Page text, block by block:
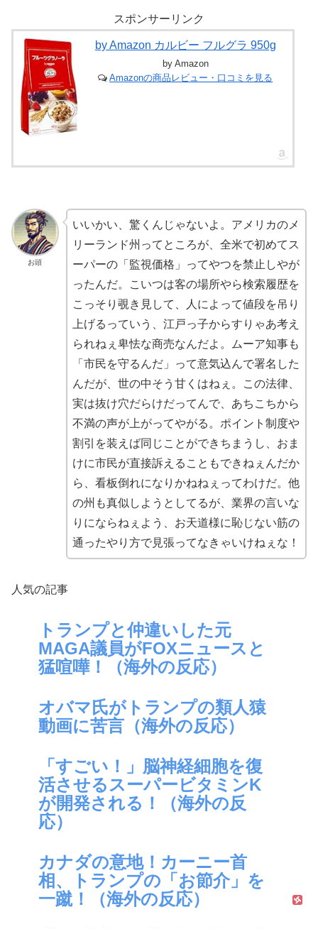
スポンサーリンク
by Amazon カルビー フルグラ 950g
by Amazon
Amazonの商品レビュー・口コミを見る
お頭
いいかい、驚くんじゃないよ。アメリカのメ
リーランド州ってところが、全米で初めてス
ーパーの「監視価格」ってやつを禁止しやが
ったんだ。こいつは客の場所やら検索履歴を
こっそり覗き見して、人によって値段を吊り
上げるっていう、江戸っ子からすりゃあ考え
られねぇ卑怯な商売なんだよ。ムーア知事も
「市民を守るんだ」って意気込んで署名した
んだが、世の中そう甘くはねぇ。この法律、
実は抜け穴だらけだってんで、あちこちから
不満の声が上がってやがる。ポイント制度や
割引を装えば同じことができちまうし、おま
けに市民が直接訴えることもできねぇんだか
ら、看板倒れになりかねねぇってわけだ。他
の州も真似しようとしてるが、業界の言いな
りにならねぇよう、お天道様に恥じない筋の
通ったやり方で見張ってなきゃいけねぇな！
人気の記事
トランプと仲違いした元
MAGA議員がFOXニュースと
猛喧嘩！（海外の反応）
オバマ氏がトランプの類人猿
動画に苦言（海外の反応）
「すごい！」脳神経細胞を復
活させるスーパービタミンK
が開発される！（海外の反
応）
カナダの意地！カーニー首
相、トランプの「お節介」を
一蹴！（海外の反応）